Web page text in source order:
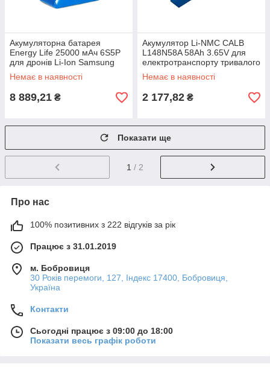
Акумуляторна батарея
Energy Life 25000 мАч 6S5P
для дронів Li-Ion Samsung
SDI 21700 315A
Немає в наявності
8 889,21 ₴
Акумулятор Li-NMC CALB
L148N58A 58Ah 3.65V для
електротранспорту тривалого
терміну служби
Немає в наявності
2 177,82 ₴
Показати ще
1 / 2
Про нас
100% позитивних з 222 відгуків за рік
Працює з 31.01.2019
м. Бобровиця
30 Років перемоги, 127, Індекс 17400, Бобровиця,
Україна
Контакти
Сьогодні працює з 09:00 до 18:00
Показати весь графік роботи